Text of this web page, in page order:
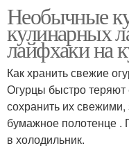
Необычные
кулинарных
лайфхаки на
Как хранить свежие
Огурцы быстро
сохранить их
бумажное полотенце .
в холодильник.